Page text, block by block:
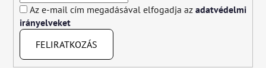
Az e-mail cím megadásával elfogadja az adatvédelmi
irányelveket
FELIRATKOZÁS